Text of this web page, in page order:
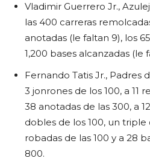
Vladimir Guerrero Jr.,
las 400 carreras
anotadas (le faltan 9), los
1,200 bases alcanzadas (le
Fernando Tatis Jr., Padres
3 jonrones de los 100, a 11
38 anotadas de las 300, a
dobles de los 100, un triple
robadas de las 100 y a 28
800.